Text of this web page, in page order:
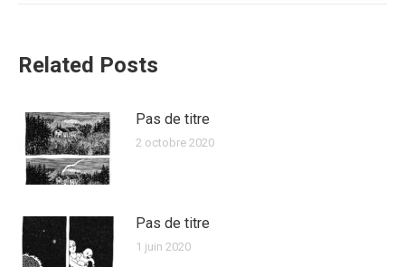
Related Posts
Pas de titre
2 octobre 2020
Pas de titre
1 juin 2020